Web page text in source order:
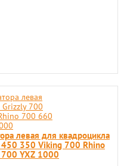
левая для квадроцикла
350 Viking 700 Rhino
YXZ 1000